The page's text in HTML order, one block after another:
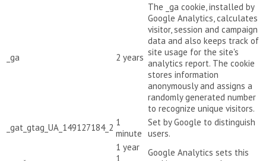
_ga 2 years
The _ga cookie, installed by
Google Analytics, calculates
visitor, session and campaign
data and also keeps track of
site usage for the site's
analytics report. The cookie
stores information
anonymously and assigns a
randomly generated number
to recognize unique visitors.
_gat_gtag_UA_149127184_2 1
minute
Set by Google to distinguish
users.
1 year
1
Google Analytics sets this